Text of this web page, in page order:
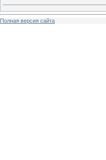
Полная версия сайта